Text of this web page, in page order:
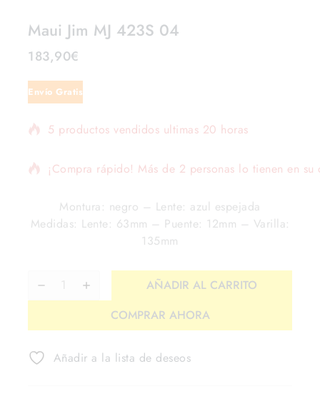
Maui Jim MJ 423S 04
183,90€
Envío Gratis
5 productos vendidos ultimas 20 horas
¡Compra rápido! Más de 2 personas lo tienen en su
Montura: negro – Lente: azul espejada
Medidas: Lente: 63mm – Puente: 12mm – Varilla:
135mm
AÑADIR AL CARRITO
COMPRAR AHORA
Añadir a la lista de deseos